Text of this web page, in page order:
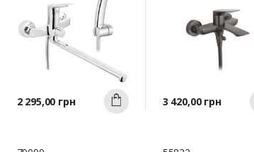
Швидкий
перегляд
Ціна
2 295,00 грн Купити
Швидкий
перегляд
Ціна
3 420,00 грн